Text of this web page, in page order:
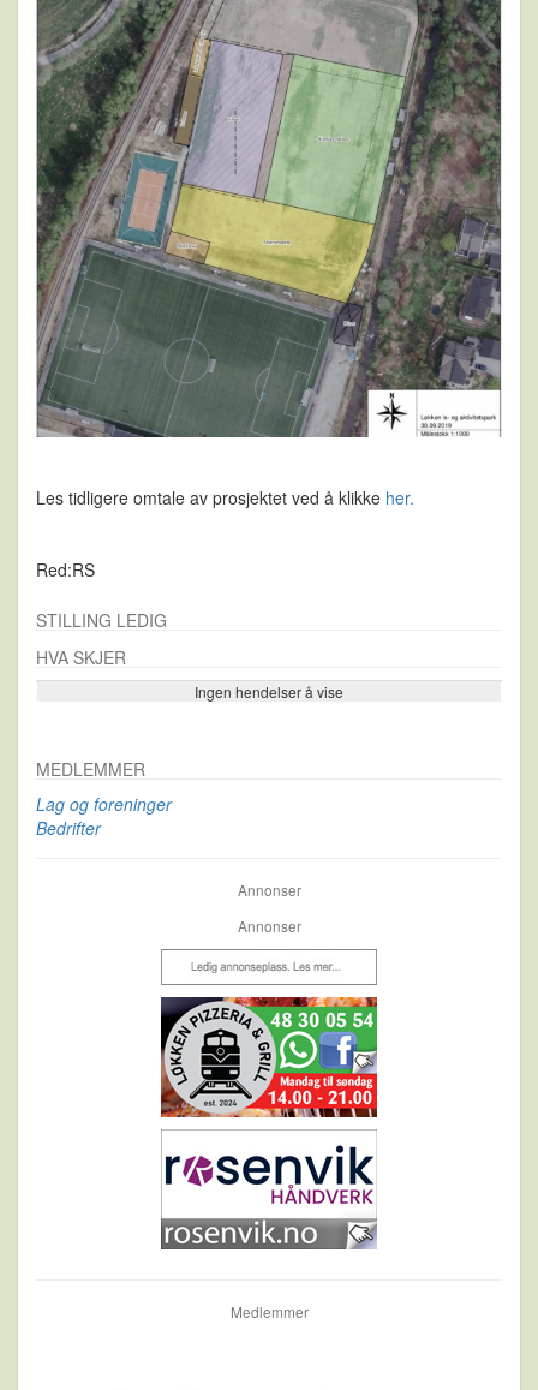
Les tidligere omtale av prosjektet ved å klikke her.
Red:RS
STILLING LEDIG
HVA SKJER
Ingen hendelser å vise
Se flere…
MEDLEMMER
Lag og foreninger
Bedrifter
Annonser
Annonser
Medlemmer